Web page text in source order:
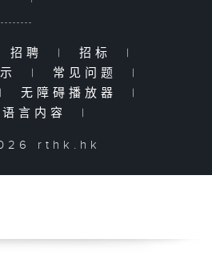
招聘 | 招标
|
| 常见问题
|
| 无障碍播放器
|
言内容
|
rthk.hk